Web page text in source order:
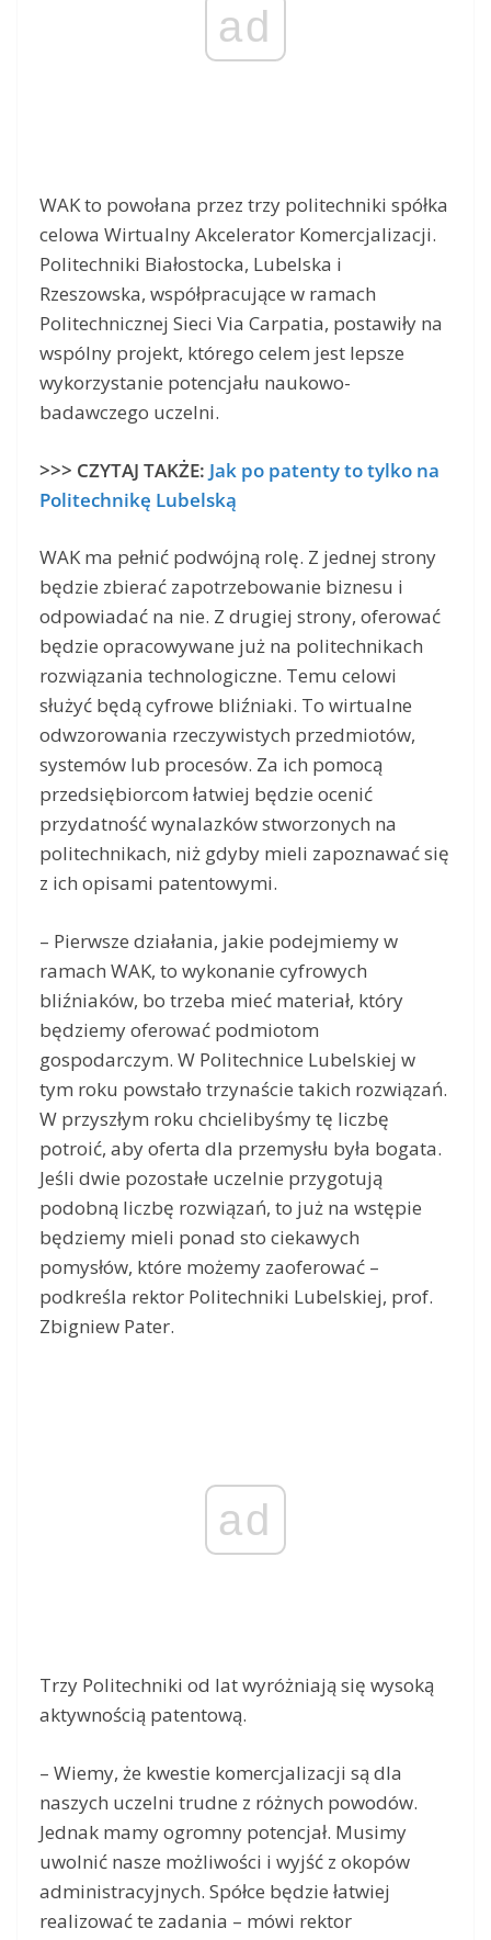
ad
WAK to powołana przez trzy politechniki spółka
celowa Wirtualny Akcelerator Komercjalizacji.
Politechniki Białostocka, Lubelska i
Rzeszowska, współpracujące w ramach
Politechnicznej Sieci Via Carpatia, postawiły na
wspólny projekt, którego celem jest lepsze
wykorzystanie potencjału naukowo-
badawczego uczelni.
>>> CZYTAJ TAKŻE: Jak po patenty to tylko na
Politechnikę Lubelską
WAK ma pełnić podwójną rolę. Z jednej strony
będzie zbierać zapotrzebowanie biznesu i
odpowiadać na nie. Z drugiej strony, oferować
będzie opracowywane już na politechnikach
rozwiązania technologiczne. Temu celowi
służyć będą cyfrowe bliźniaki. To wirtualne
odwzorowania rzeczywistych przedmiotów,
systemów lub procesów. Za ich pomocą
przedsiębiorcom łatwiej będzie ocenić
przydatność wynalazków stworzonych na
politechnikach, niż gdyby mieli zapoznawać się
z ich opisami patentowymi.
– Pierwsze działania, jakie podejmiemy w
ramach WAK, to wykonanie cyfrowych
bliźniaków, bo trzeba mieć materiał, który
będziemy oferować podmiotom
gospodarczym. W Politechnice Lubelskiej w
tym roku powstało trzynaście takich rozwiązań.
W przyszłym roku chcielibyśmy tę liczbę
potroić, aby oferta dla przemysłu była bogata.
Jeśli dwie pozostałe uczelnie przygotują
podobną liczbę rozwiązań, to już na wstępie
będziemy mieli ponad sto ciekawych
pomysłów, które możemy zaoferować –
podkreśla rektor Politechniki Lubelskiej, prof.
Zbigniew Pater.
ad
Trzy Politechniki od lat wyróżniają się wysoką
aktywnością patentową.
– Wiemy, że kwestie komercjalizacji są dla
naszych uczelni trudne z różnych powodów.
Jednak mamy ogromny potencjał. Musimy
uwolnić nasze możliwości i wyjść z okopów
administracyjnych. Spółce będzie łatwiej
realizować te zadania – mówi rektor